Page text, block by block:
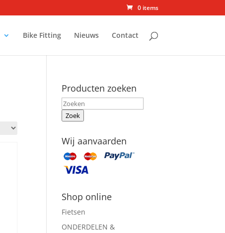
0 items
Bike Fitting Nieuws Contact
Producten zoeken
Zoek
Wij aanvaarden
Shop online
Fietsen
ONDERDELEN &